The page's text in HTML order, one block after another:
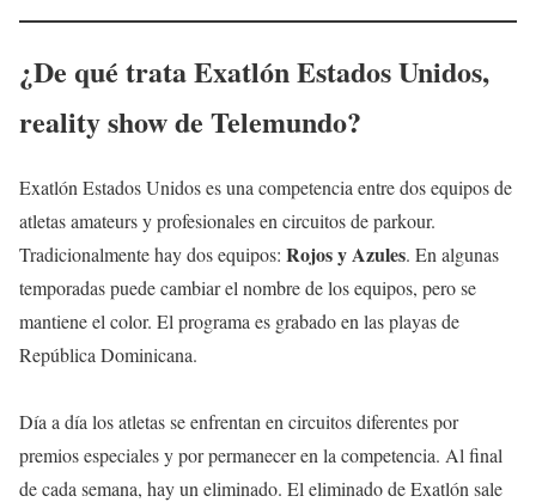
¿De qué trata Exatlón Estados Unidos,
reality show de Telemundo?
Exatlón Estados Unidos es una competencia entre dos equipos de
atletas amateurs y profesionales en circuitos de parkour.
Tradicionalmente hay dos equipos: Rojos y Azules. En algunas
temporadas puede cambiar el nombre de los equipos, pero se
mantiene el color. El programa es grabado en las playas de
República Dominicana.
Día a día los atletas se enfrentan en circuitos diferentes por
premios especiales y por permanecer en la competencia. Al final
de cada semana, hay un eliminado. El eliminado de Exatlón sale